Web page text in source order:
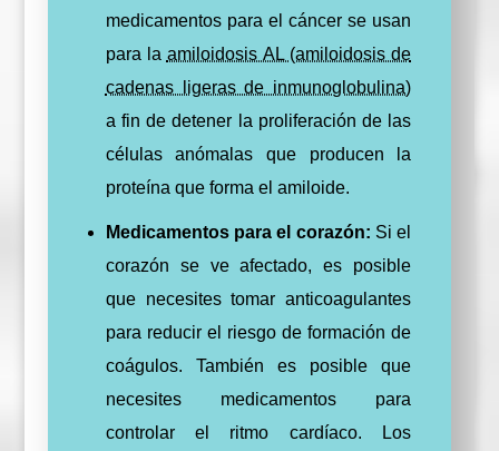
medicamentos para el cáncer se usan
para la amiloidosis AL (amiloidosis de
cadenas ligeras de inmunoglobulina)
a fin de detener la proliferación de las
células anómalas que producen la
proteína que forma el amiloide.
Medicamentos para el corazón: Si el
corazón se ve afectado, es posible
que necesites tomar anticoagulantes
para reducir el riesgo de formación de
coágulos. También es posible que
necesites medicamentos para
controlar el ritmo cardíaco. Los